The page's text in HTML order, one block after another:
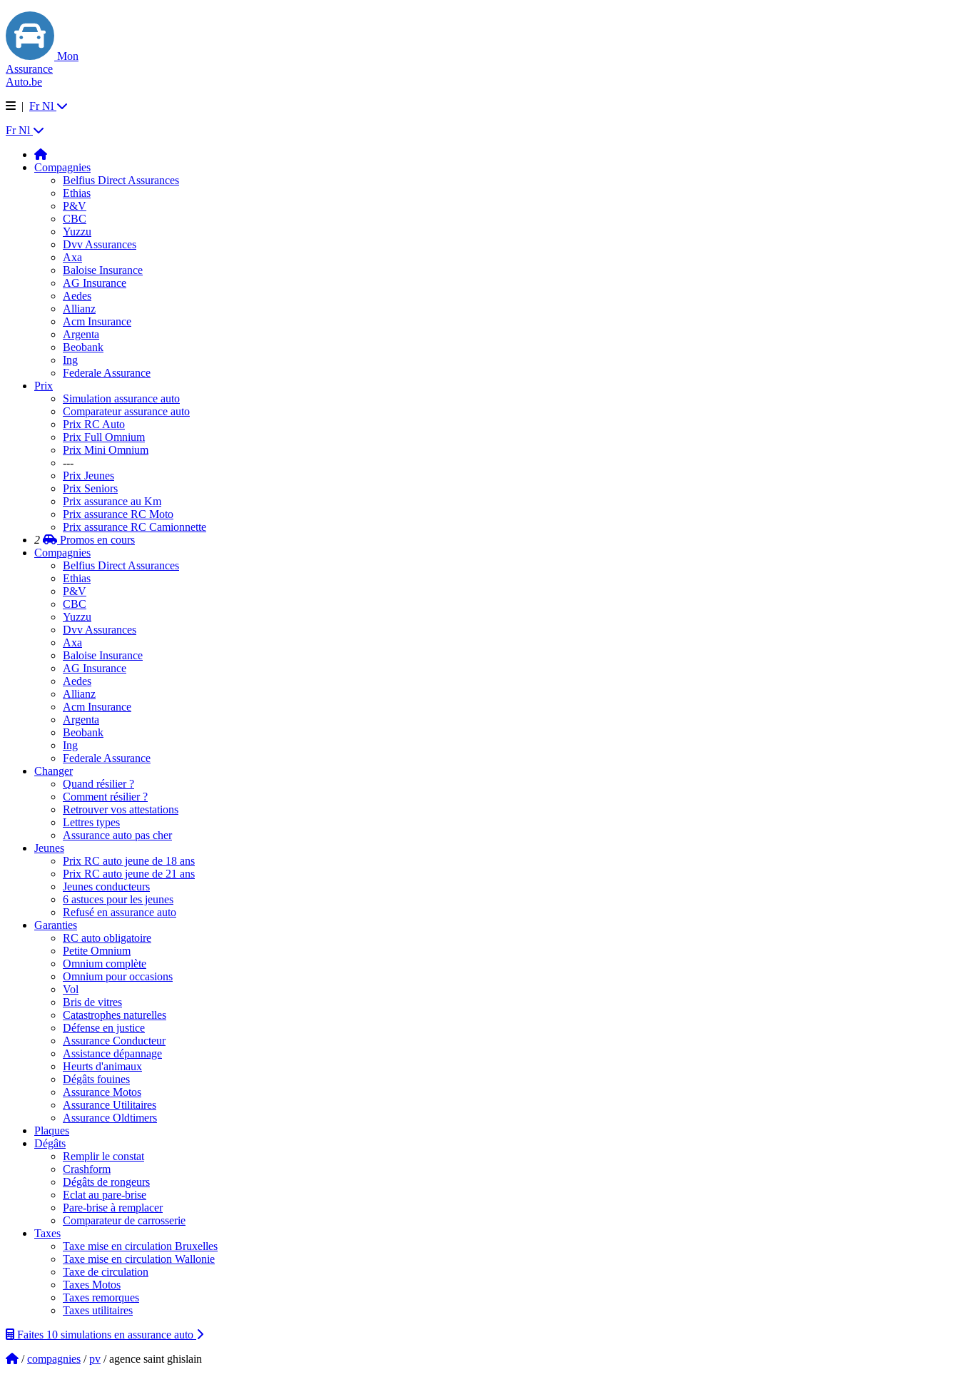
Mon
Assurance
Auto.be
| Fr Nl
Fr Nl
Compagnies
Belfius Direct Assurances
Ethias
P&V
CBC
Yuzzu
Dvv Assurances
Axa
Baloise Insurance
AG Insurance
Aedes
Allianz
Acm Insurance
Argenta
Beobank
Ing
Federale Assurance
Prix
Simulation assurance auto
Comparateur assurance auto
Prix RC Auto
Prix Full Omnium
Prix Mini Omnium
---
Prix Jeunes
Prix Seniors
Prix assurance au Km
Prix assurance RC Moto
Prix assurance RC Camionnette
2
Promos en cours
Compagnies
Belfius Direct Assurances
Ethias
P&V
CBC
Yuzzu
Dvv Assurances
Axa
Baloise Insurance
AG Insurance
Aedes
Allianz
Acm Insurance
Argenta
Beobank
Ing
Federale Assurance
Changer
Quand résilier ?
Comment résilier ?
Retrouver vos attestations
Lettres types
Assurance auto pas cher
Jeunes
Prix RC auto jeune de 18 ans
Prix RC auto jeune de 21 ans
Jeunes conducteurs
6 astuces pour les jeunes
Refusé en assurance auto
Garanties
RC auto obligatoire
Petite Omnium
Omnium complète
Omnium pour occasions
Vol
Bris de vitres
Catastrophes naturelles
Défense en justice
Assurance Conducteur
Assistance dépannage
Heurts d'animaux
Dégâts fouines
Assurance Motos
Assurance Utilitaires
Assurance Oldtimers
Plaques
Dégâts
Remplir le constat
Crashform
Dégâts de rongeurs
Eclat au pare-brise
Pare-brise à remplacer
Comparateur de carrosserie
Taxes
Taxe mise en circulation Bruxelles
Taxe mise en circulation Wallonie
Taxe de circulation
Taxes Motos
Taxes remorques
Taxes utilitaires
Faites 10 simulations en assurance auto
/compagnies /pv / agence saint ghislain